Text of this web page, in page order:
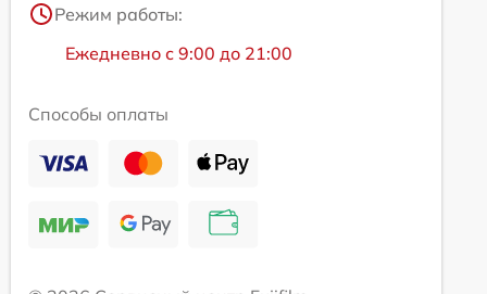
Режим работы:
Ежедневно с 9:00 до 21:00
Способы оплаты